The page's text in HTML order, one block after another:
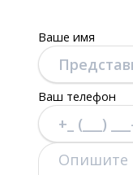
Ваше имя
Ваш телефон